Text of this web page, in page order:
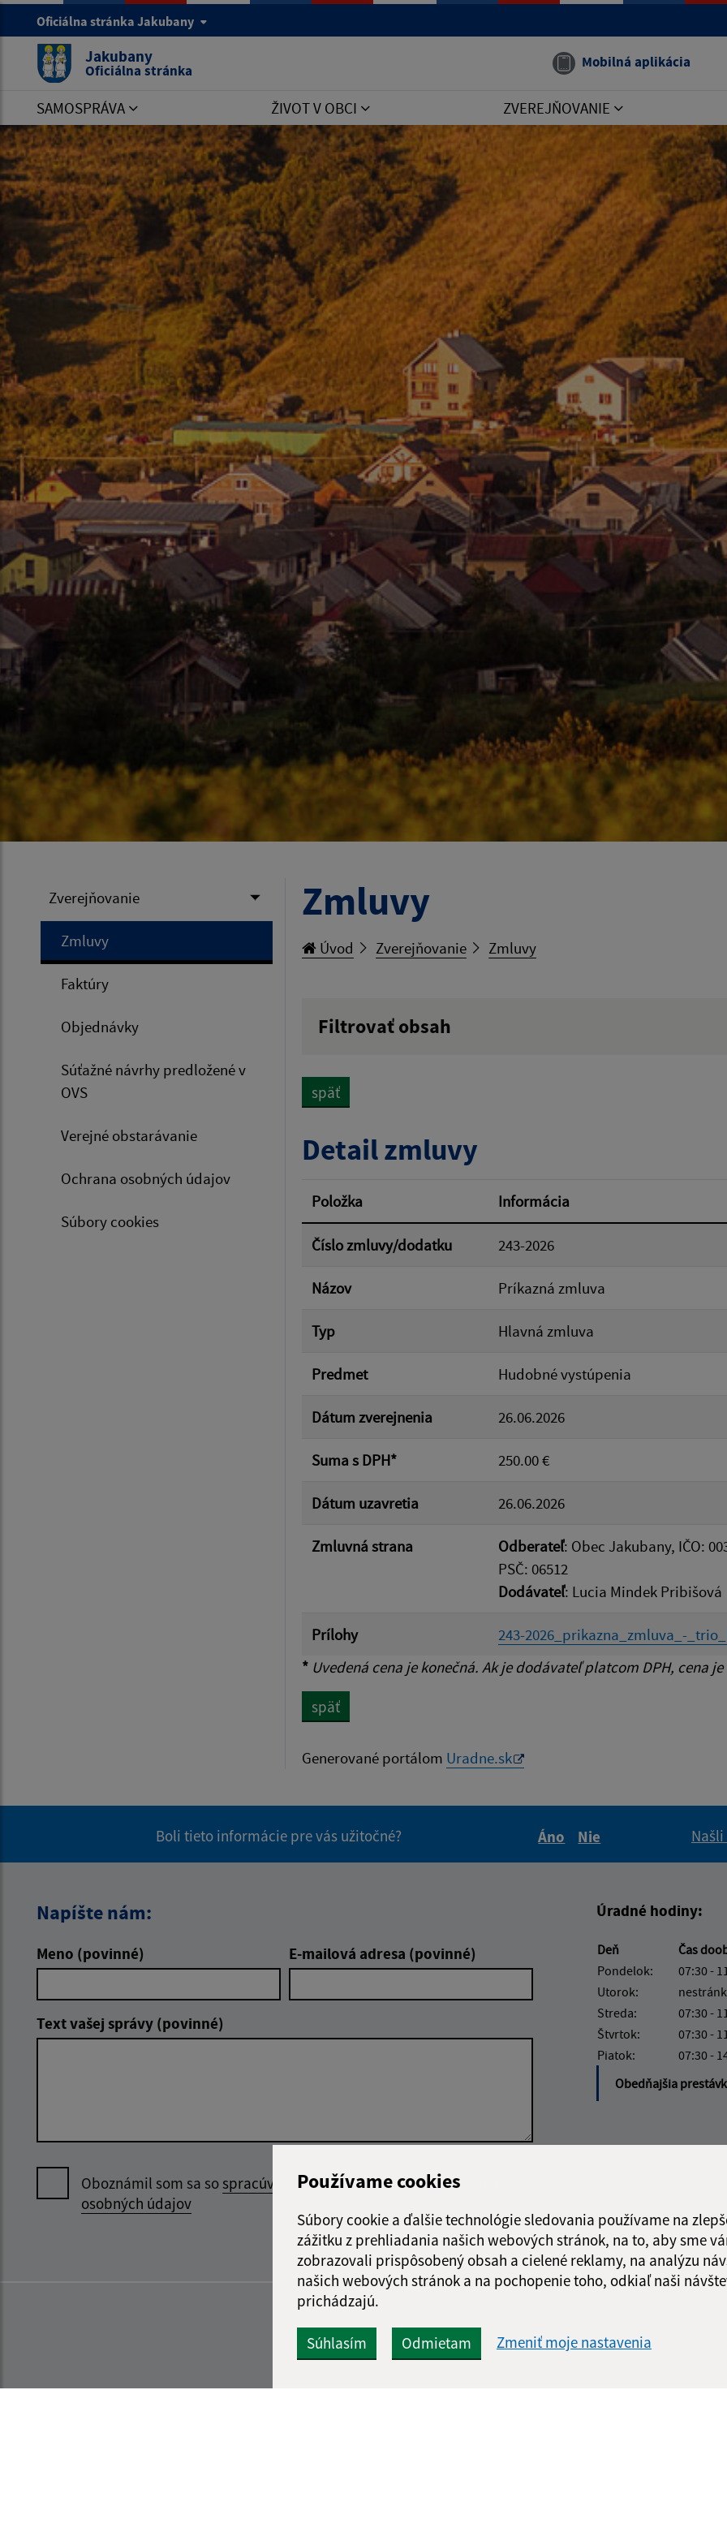
Používame cookies
Súbory cookie a ďalšie technológie sledovania používame na
zážitku z prehliadania našich webových stránok, na to, aby sme
zobrazovali prispôsobený obsah a cielené reklamy, na analýzu
našich webových stránok a na pochopenie toho, odkiaľ naši
prichádzajú.
Súhlasím Odmietam Zmeniť moje nastavenia
Oficiálna stránka Jakubany
Jakubany
Oficiálna stránka Mobilná aplikácia
SAMOSPRÁVA ŽIVOT V OBCI ZVEREJŇOVANIE
Zverejňovanie
Zmluvy
Faktúry
Objednávky
Súťažné návrhy predložené v
OVS
Verejné obstarávanie
Ochrana osobných údajov
Súbory cookies
Zmluvy
Úvod Zverejňovanie Zmluvy
Filtrovať obsah
Suma od:
späť
Detail zmluvy
Položka Informácia
Číslo zmluvy/dodatku 243-2026
Názov Príkazná zmluva
Typ Hlavná zmluva
Predmet Hudobné vystúpenia
Dátum zverejnenia 26.06.2026
Suma s DPH* 250.00 €
Dátum uzavretia 26.06.2026
Zmluvná strana Odberateľ: Obec Jakubany, IČO:
PSČ: 06512
Dodávateľ: Lucia Mindek Pribišová
Prílohy 243-2026_prikazna_zmluva_-
* Uvedená cena je konečná. Ak je dodávateľ platcom DPH, cena
späť
Generované portálom Uradne.sk
Boli tieto informácie pre vás užitočné?
Áno
Nie
Napíšte nám:
Meno (povinné) E-mailová adresa (povinné)
Text vašej správy (povinné)
Oboznámil som sa sospracúvaním
osobných údajov
Google reCaptcha Response
Odoslať správu
Úradné hodiny:
Deň Čas
Pondelok:
07:30 -
Utorok:
Streda:
07:30 -
Štvrtok:
07:30 -
Piatok:
07:30 -
Obedňajšia